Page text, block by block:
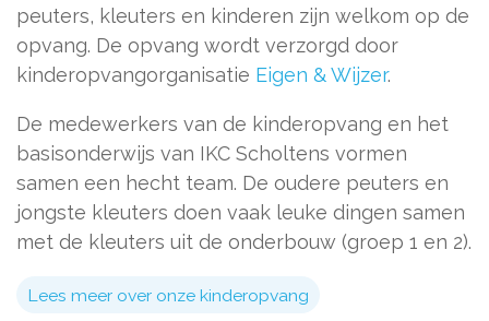
peuters, kleuters en kinderen zijn welkom op de
opvang. De opvang wordt verzorgd door
kinderopvangorganisatie Eigen & Wijzer.
De medewerkers van de kinderopvang en het
basisonderwijs van IKC Scholtens vormen
samen een hecht team. De oudere peuters en
jongste kleuters doen vaak leuke dingen samen
met de kleuters uit de onderbouw (groep 1 en 2).
Lees meer over onze kinderopvang